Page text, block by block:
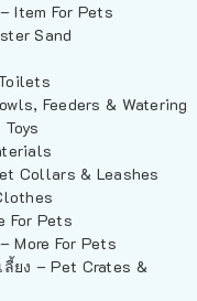
Item For Pets
Sand
Feeders & Watering
Collars & Leashes
For Pets
More For Pets
ยง – Pet Crates &